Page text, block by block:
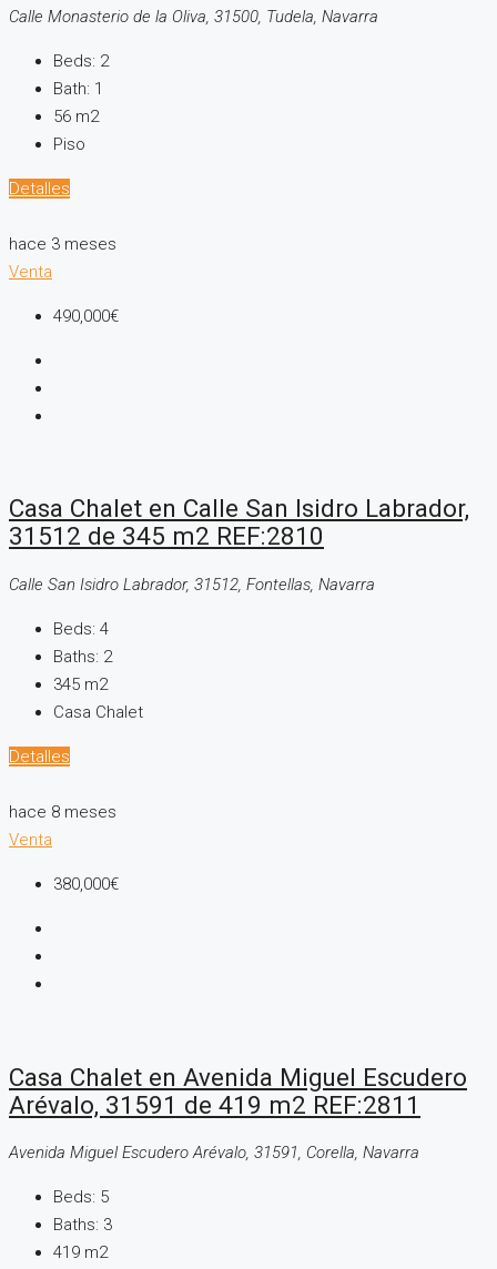
Calle Monasterio de la Oliva, 31500, Tudela, Navarra
Beds: 2
Bath: 1
56 m2
Piso
Detalles
hace 3 meses
Venta
490,000€
Casa Chalet en Calle San Isidro Labrador,
31512 de 345 m2 REF:2810
Calle San Isidro Labrador, 31512, Fontellas, Navarra
Beds: 4
Baths: 2
345 m2
Casa Chalet
Detalles
hace 8 meses
Venta
380,000€
Casa Chalet en Avenida Miguel Escudero
Arévalo, 31591 de 419 m2 REF:2811
Avenida Miguel Escudero Arévalo, 31591, Corella, Navarra
Beds: 5
Baths: 3
419 m2